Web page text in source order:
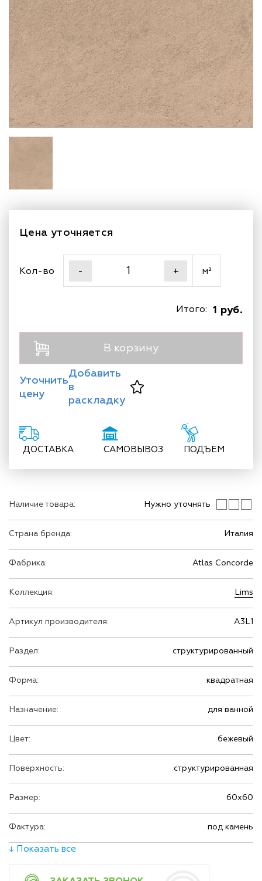
Наличие товара: Нужно уточнять
Страна бренда: Италия
Фабрика: Atlas Concorde
Коллекция: Lims
Артикул производителя: A3L1
Раздел: структурированный
Форма: квадратная
Назначение: для ванной
Цвет: бежевый
Поверхность: структурированная
Размер: 60х60
Фактура: под камень
↓ Показать все
Цена уточняется
Кол-во - + м²
1 руб.
Итого:
В корзину
Уточнить
цену
Добавить
в
раскладку
ДОСТАВКА САМОВЫВОЗ ПОДЪЕМ